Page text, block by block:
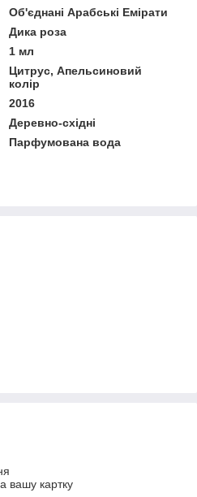
Об'єднані Арабські Емірати
Дика роза
1 мл
Цитрус, Апельсиновий
колір
2016
Деревно-східні
Парфумована вода
вашу картку